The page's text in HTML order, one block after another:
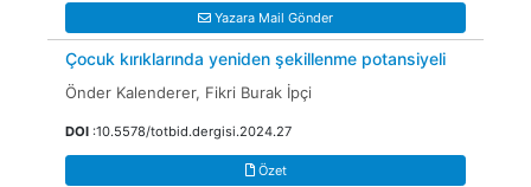
Yazara Mail Gönder
Çocuk kırıklarında yeniden şekillenme potansiyeli
Önder Kalenderer, Fikri Burak İpçi
DOI :10.5578/totbid.dergisi.2024.27
Özet